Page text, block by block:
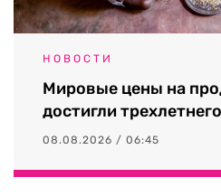
НОВОСТИ
Мировые цены на
достигли
08.08.2026 / 06:45